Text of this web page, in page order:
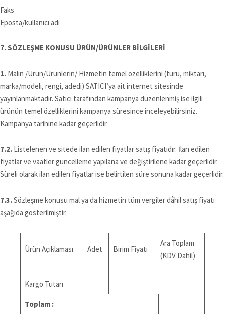
Faks
Eposta/kullanıcı adı
7. SÖZLEŞME KONUSU ÜRÜN/ÜRÜNLER BİLGİLERİ
1. Malın /Ürün/Ürünlerin/ Hizmetin temel özelliklerini (türü, miktarı,
marka/modeli, rengi, adedi) SATICI’ya ait internet sitesinde
yayınlanmaktadır. Satıcı tarafından kampanya düzenlenmiş ise ilgili
ürünün temel özelliklerini kampanya süresince inceleyebilirsiniz.
Kampanya tarihine kadar geçerlidir.
7.2. Listelenen ve sitede ilan edilen fiyatlar satış fiyatıdır. İlan edilen
fiyatlar ve vaatler güncelleme yapılana ve değiştirilene kadar geçerlidir.
Süreli olarak ilan edilen fiyatlar ise belirtilen süre sonuna kadar geçerlidir.
7.3.Sözleşme konusu mal ya da hizmetin tüm vergiler dâhil satış fiyatı
aşağıda gösterilmiştir.
Ürün Açıklaması Adet Birim Fiyatı
Ara Toplam
(KDV Dahil)
Kargo Tutarı
Toplam :